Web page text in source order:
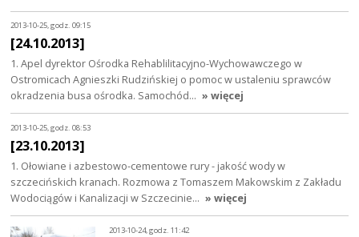
2013-10-25, godz. 09:15
[24.10.2013]
1. Apel dyrektor Ośrodka Rehablilitacyjno-Wychowawczego w
Ostromicach Agnieszki Rudzińskiej o pomoc w ustaleniu sprawców
okradzenia busa ośrodka. Samochód… » więcej
2013-10-25, godz. 08:53
[23.10.2013]
1. Ołowiane i azbestowo-cementowe rury - jakość wody w
szczecińskich kranach. Rozmowa z Tomaszem Makowskim z Zakładu
Wodociągów i Kanalizacji w Szczecinie… » więcej
2013-10-24, godz. 11:42